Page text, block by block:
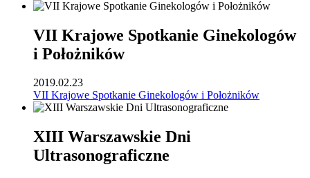
VII Krajowe Spotkanie Ginekologów
i Położników
2019.02.23
VII Krajowe Spotkanie Ginekologów i Położników
XIII Warszawskie Dni
Ultrasonograficzne